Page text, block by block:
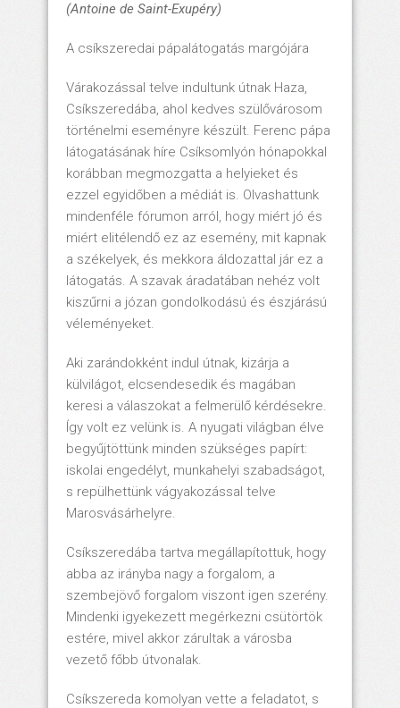
(Antoine de Saint-Exupéry)
A csíkszeredai pápalátogatás margójára
Várakozással telve indultunk útnak Haza,
Csíkszeredába, ahol kedves szülővárosom
történelmi eseményre készült. Ferenc pápa
látogatásának híre Csíksomlyón hónapokkal
korábban megmozgatta a helyieket és
ezzel egyidőben a médiát is. Olvashattunk
mindenféle fórumon arról, hogy miért jó és
miért elitélendő ez az esemény, mit kapnak
a székelyek, és mekkora áldozattal jár ez a
látogatás. A szavak áradatában nehéz volt
kiszűrni a józan gondolkodású és észjárású
véleményeket.
Aki zarándokként indul útnak, kizárja a
külvilágot, elcsendesedik és magában
keresi a válaszokat a felmerülő kérdésekre.
Így volt ez velünk is. A nyugati világban élve
begyűjtöttünk minden szükséges papírt:
iskolai engedélyt, munkahelyi szabadságot,
s repülhettünk vágyakozással telve
Marosvásárhelyre.
Csíkszeredába tartva megállapítottuk, hogy
abba az irányba nagy a forgalom, a
szembejövő forgalom viszont igen szerény.
Mindenki igyekezett megérkezni csütörtök
estére, mivel akkor zárultak a városba
vezető főbb útvonalak.
Csíkszereda komolyan vette a feladatot, s